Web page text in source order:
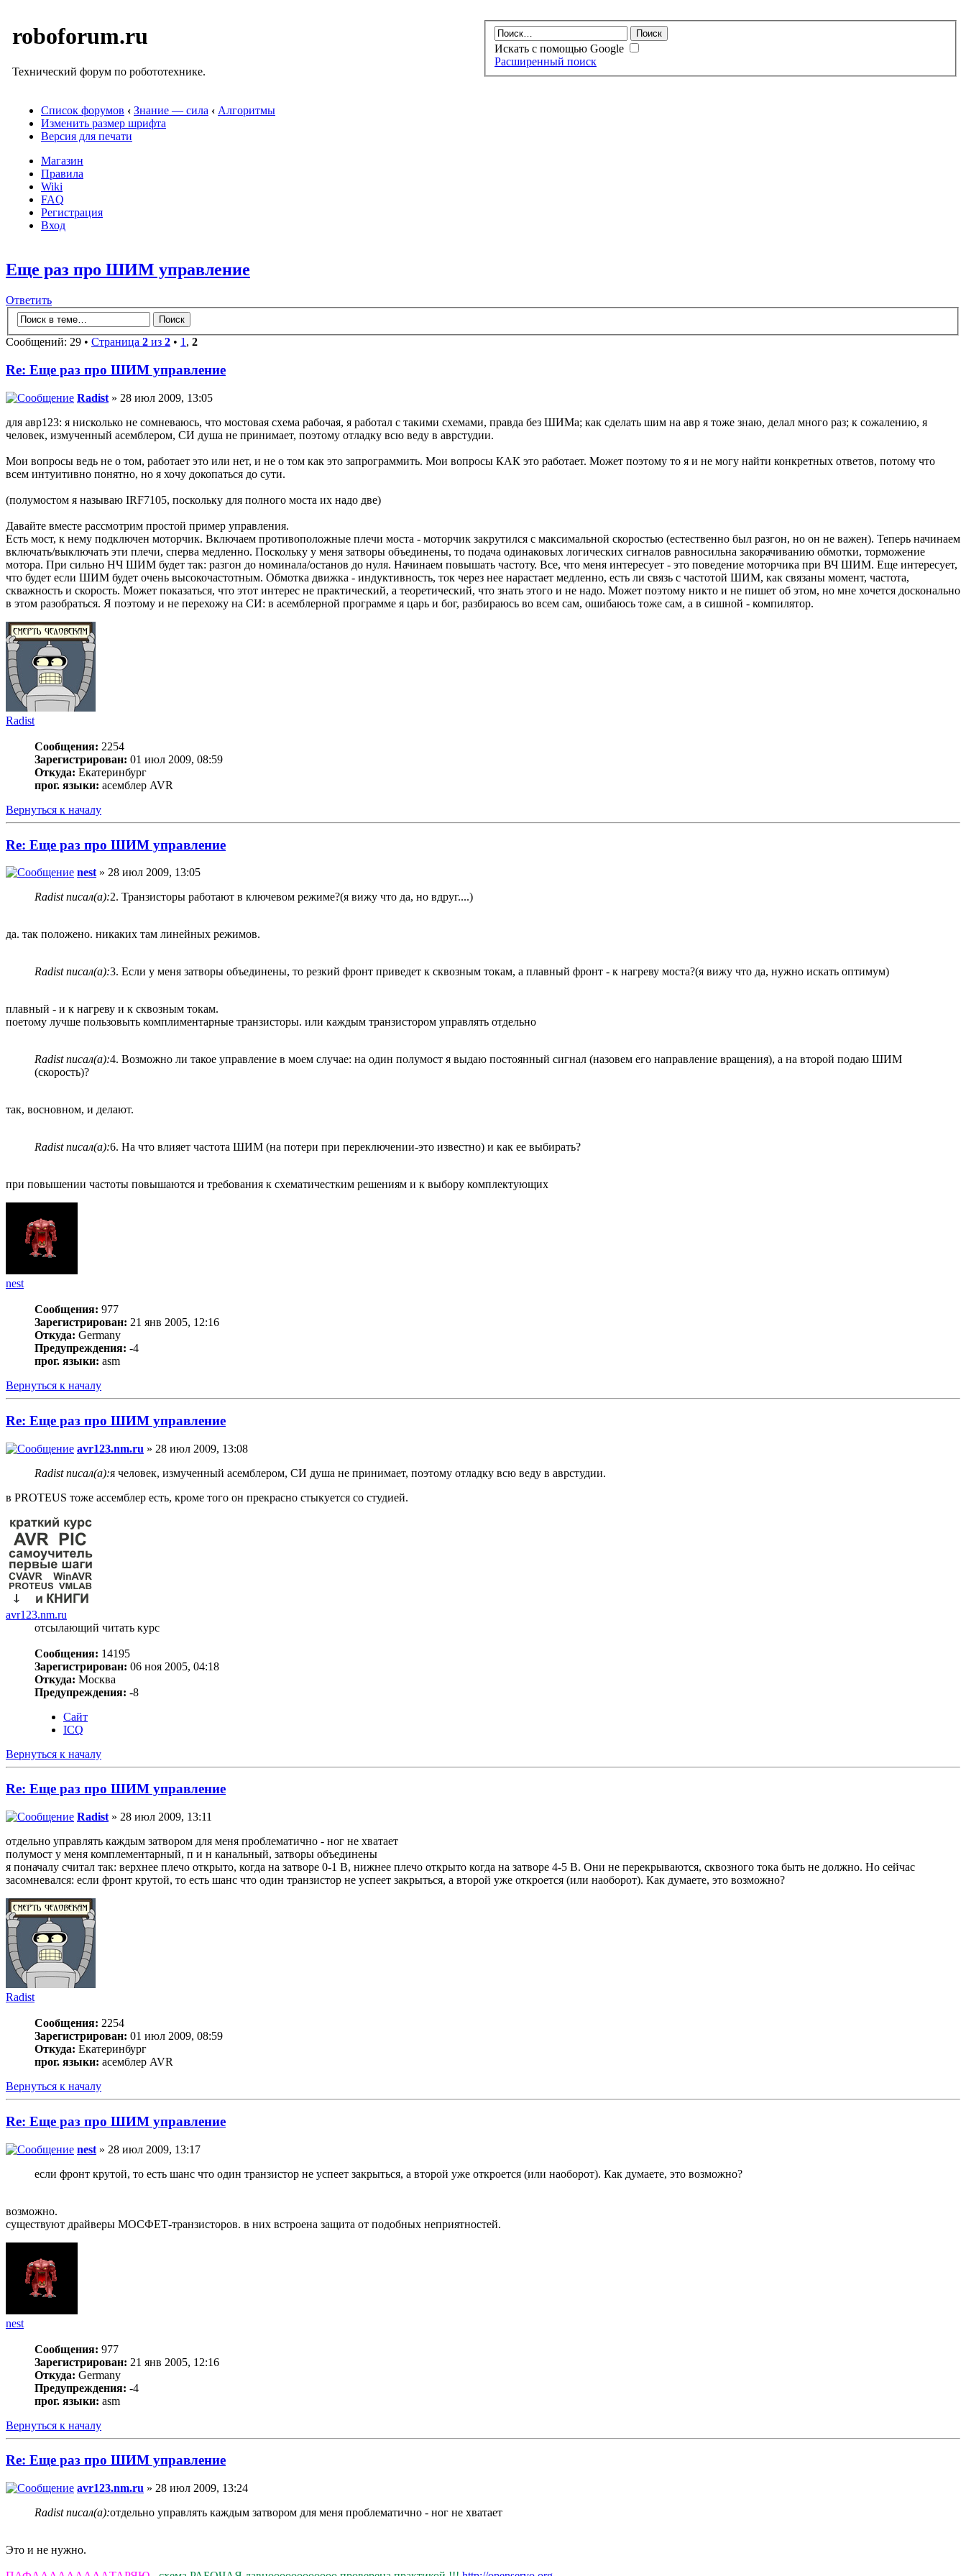
roboforum.ru
Технический форум по робототехнике.
Искать с помощью Google
Расширенный поиск
Список форумов ‹ Знание — сила ‹ Алгоритмы
Изменить размер шрифта
Версия для печати
Магазин
Правила
Wiki
FAQ
Регистрация
Вход
Еще раз про ШИМ управление
Ответить
Сообщений: 29 • Страница 2 из 2 • 1, 2
Re: Еще раз про ШИМ управление
Radist » 28 июл 2009, 13:05
для авр123: я нисколько не сомневаюсь, что мостовая схема рабочая, я работал с такими схемами, правда без ШИМа; как сделать шим на авр я тоже знаю, делал много раз; к сожалению, я
человек, измученный асемблером, СИ душа не принимает, поэтому отладку всю веду в аврстудии.
Мои вопросы ведь не о том, работает это или нет, и не о том как это запрограммить. Мои вопросы КАК это работает. Может поэтому то я и не могу найти конкретных ответов, потому что
всем интуитивно понятно, но я хочу докопаться до сути.
(полумостом я называю IRF7105, поскольку для полного моста их надо две)
Давайте вместе рассмотрим простой пример управления.
Есть мост, к нему подключен моторчик. Включаем противоположные плечи моста - моторчик закрутился с максимальной скоростью (естественно был разгон, но он не важен). Теперь начинаем
включать/выключать эти плечи, сперва медленно. Поскольку у меня затворы объединены, то подача одинаковых логических сигналов равносильна закорачиванию обмотки, торможение
мотора. При сильно НЧ ШИМ будет так: разгон до номинала/останов до нуля. Начинаем повышать частоту. Все, что меня интересует - это поведение моторчика при ВЧ ШИМ. Еще интересует,
что будет если ШИМ будет очень высокочастотным. Обмотка движка - индуктивность, ток через нее нарастает медленно, есть ли связь с частотой ШИМ, как связаны момент, частота,
скважность и скорость. Может показаться, что этот интерес не практический, а теоретический, что знать этого и не надо. Может поэтому никто и не пишет об этом, но мне хочется досконально
в этом разобраться. Я поэтому и не перехожу на СИ: в асемблерной программе я царь и бог, разбираюсь во всем сам, ошибаюсь тоже сам, а в сишной - компилятор.
Radist
Сообщения: 2254
Зарегистрирован: 01 июл 2009, 08:59
Откуда: Екатеринбург
прог. языки: асемблер AVR
Вернуться к началу
Re: Еще раз про ШИМ управление
nest » 28 июл 2009, 13:05
Radist писал(а):2. Транзисторы работают в ключевом режиме?(я вижу что да, но вдруг....)
да. так положено. никаких там линейных режимов.
Radist писал(а):3. Если у меня затворы объединены, то резкий фронт приведет к сквозным токам, а плавный фронт - к нагреву моста?(я вижу что да, нужно искать оптимум)
плавный - и к нагреву и к сквозным токам.
поетому лучше пользовыть комплиментарные транзисторы. или каждым транзистором управлять отдельно
Radist писал(а):4. Возможно ли такое управление в моем случае: на один полумост я выдаю постоянный сигнал (назовем его направление вращения), а на второй подаю ШИМ
(скорость)?
так, восновном, и делают.
Radist писал(а):6. На что влияет частота ШИМ (на потери при переключении-это известно) и как ее выбирать?
при повышении частоты повышаются и требования к схематичестким решениям и к выбору комплектующих
nest
Сообщения: 977
Зарегистрирован: 21 янв 2005, 12:16
Откуда: Germany
Предупреждения: -4
прог. языки: asm
Вернуться к началу
Re: Еще раз про ШИМ управление
avr123.nm.ru » 28 июл 2009, 13:08
Radist писал(а):я человек, измученный асемблером, СИ душа не принимает, поэтому отладку всю веду в аврстудии.
в PROTEUS тоже ассемблер есть, кроме того он прекрасно стыкуется со студией.
avr123.nm.ru
отсылающий читать курс
Сообщения: 14195
Зарегистрирован: 06 ноя 2005, 04:18
Откуда: Москва
Предупреждения: -8
Сайт
ICQ
Вернуться к началу
Re: Еще раз про ШИМ управление
Radist » 28 июл 2009, 13:11
отдельно управлять каждым затвором для меня проблематично - ног не хватает
полумост у меня комплементарный, п и н канальный, затворы объединены
я поначалу считал так: верхнее плечо открыто, когда на затворе 0-1 В, нижнее плечо открыто когда на затворе 4-5 В. Они не перекрываются, сквозного тока быть не должно. Но сейчас
засомневался: если фронт крутой, то есть шанс что один транзистор не успеет закрыться, а второй уже откроется (или наоборот). Как думаете, это возможно?
Radist
Сообщения: 2254
Зарегистрирован: 01 июл 2009, 08:59
Откуда: Екатеринбург
прог. языки: асемблер AVR
Вернуться к началу
Re: Еще раз про ШИМ управление
nest » 28 июл 2009, 13:17
если фронт крутой, то есть шанс что один транзистор не успеет закрыться, а второй уже откроется (или наоборот). Как думаете, это возможно?
возможно.
существуют драйверы МОСФЕТ-транзисторов. в них встроена защита от подобных неприятностей.
nest
Сообщения: 977
Зарегистрирован: 21 янв 2005, 12:16
Откуда: Germany
Предупреждения: -4
прог. языки: asm
Вернуться к началу
Re: Еще раз про ШИМ управление
avr123.nm.ru » 28 июл 2009, 13:24
Radist писал(а):отдельно управлять каждым затвором для меня проблематично - ног не хватает
Это и не нужно.